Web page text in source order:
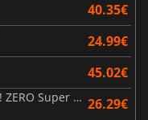
40.35€
24.99€
45.02€
DRAGON BALL Sparking! ZERO Super Limit Breaking NEO 26.29€